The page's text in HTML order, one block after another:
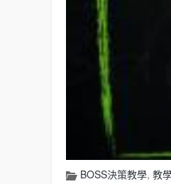
BOSS決策教學,教